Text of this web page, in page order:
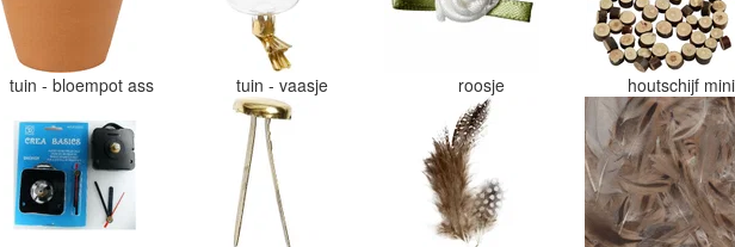
tuin - bloempot ass tuin - vaasje roosje houtschijf mini